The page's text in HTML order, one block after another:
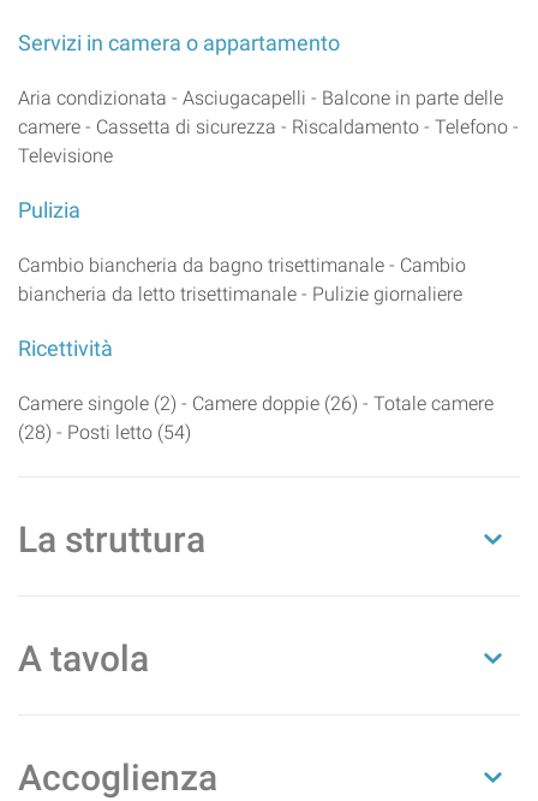
Servizi in camera o appartamento
Aria condizionata - Asciugacapelli - Balcone in parte delle
camere - Cassetta di sicurezza - Riscaldamento - Telefono -
Televisione
Pulizia
Cambio biancheria da bagno trisettimanale - Cambio
biancheria da letto trisettimanale - Pulizie giornaliere
Ricettività
Camere singole (2) - Camere doppie (26) - Totale camere
(28) - Posti letto (54)
La struttura
A tavola
Accoglienza